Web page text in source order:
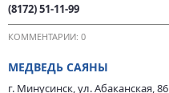
(8172) 51-11-99
КОММЕНТАРИИ: 0
МЕДВЕДЬ САЯНЫ
г. Минусинск, ул. Абаканская, 86